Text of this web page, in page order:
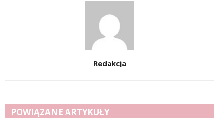
Redakcja
POWIĄZANE ARTYKUŁY